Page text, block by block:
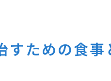
すための食事